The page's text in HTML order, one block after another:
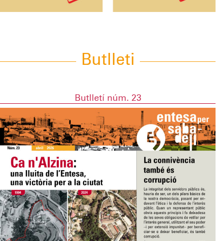
Butlleti
Butlletí núm. 23